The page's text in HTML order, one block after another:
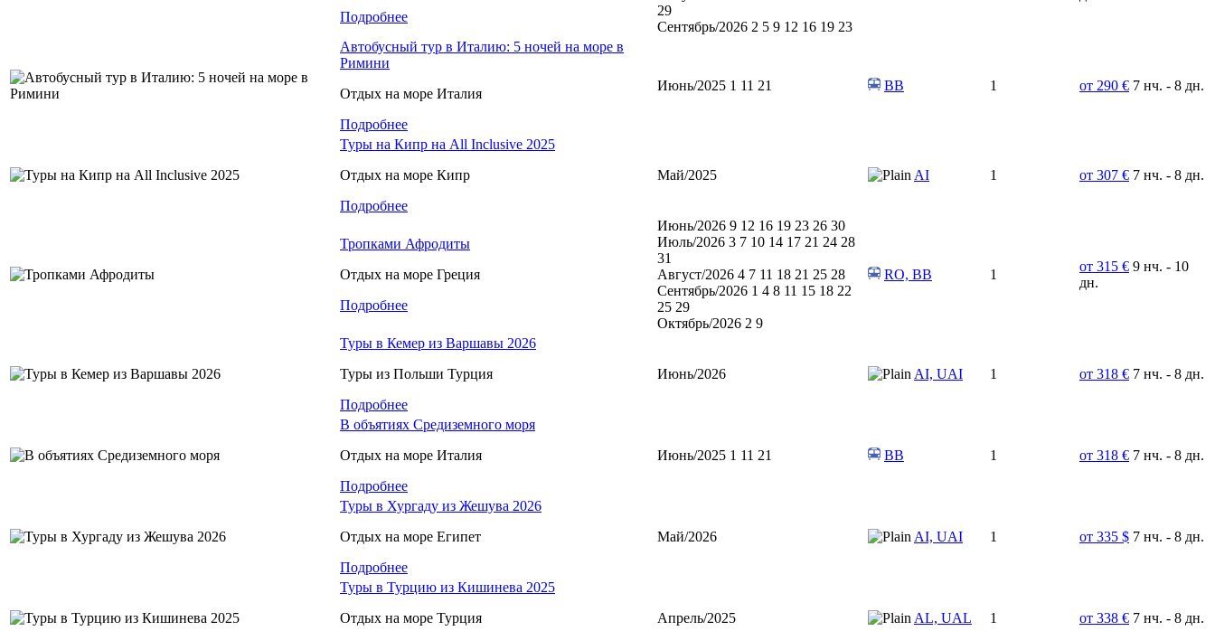
Подробнее
29
Сентябрь/2026 2 5 9 12 16 19 23
Автобусный тур в Италию: 5 ночей на море в
Римини
Отдых на море Италия
Подробнее
Июнь/2025 1 11 21 ВВ 1 от 290 € 7 нч. - 8 дн.
Туры на Кипр на All Inclusive 2025
Отдых на море Кипр
Подробнее
Май/2025 AI 1 от 307 € 7 нч. - 8 дн.
Тропками Афродиты
Отдых на море Греция
Подробнее
Июнь/2026 9 12 16 19 23 26 30
Июль/2026 3 7 10 14 17 21 24 28
31
Август/2026 4 7 11 18 21 25 28
Сентябрь/2026 1 4 8 11 15 18 22
25 29
Октябрь/2026 2 9
RO, BB 1
от 315 € 9 нч. - 10
дн.
Туры в Кемер из Варшавы 2026
Туры из Польши Турция
Подробнее
Июнь/2026 AI, UAI 1 от 318 € 7 нч. - 8 дн.
В объятиях Средиземного моря
Отдых на море Италия
Подробнее
Июнь/2025 1 11 21 BB 1 от 318 € 7 нч. - 8 дн.
Туры в Хургаду из Жешува 2026
Отдых на море Египет
Подробнее
Май/2026 AI, UAI 1 от 335 $ 7 нч. - 8 дн.
Туры в Турцию из Кишинева 2025
Отдых на море Турция
Апрель/2025 AL, UAL 1 от 338 € 7 нч. - 8 дн.